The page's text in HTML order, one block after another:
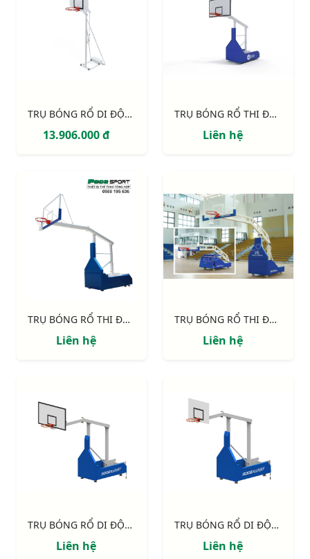
TRỤ BÓNG RỔ DI ĐỘNG S14627
13.906.000 đ
TRỤ BÓNG RỔ THI ĐẤU S14642 EPIC 120 - TẦM VƯƠN 1.20M
Liên hệ
TRỤ BÓNG RỔ THI ĐẤU S14645 EPIC 225 - TẦM VƯƠN 2.25M
Liên hệ
TRỤ BÓNG RỔ THI ĐẤU S14650 EPIC 325 - TẦM VƯƠN 3.25M
Liên hệ
TRỤ BÓNG RỔ DI ĐỘNG CỐ ĐỊNH CHIỀU CAO, TẦM VƯƠN 2.25M S14635
Liên hệ
TRỤ BÓNG RỔ DI ĐỘNG CỐ ĐỊNH CHIỀU CAO, TẦM VƯƠN 1.60M S14633
Liên hệ